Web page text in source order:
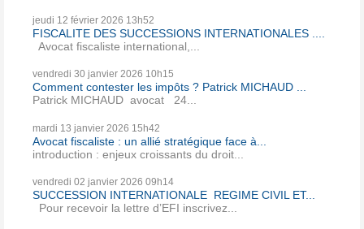
jeudi 12 février 2026 13h52
FISCALITE DES SUCCESSIONS INTERNATIONALES ....
Avocat fiscaliste international,...
vendredi 30 janvier 2026 10h15
Comment contester les impôts ? Patrick MICHAUD ...
Patrick MICHAUD avocat 24...
mardi 13 janvier 2026 15h42
Avocat fiscaliste : un allié stratégique face à...
introduction : enjeux croissants du droit...
vendredi 02 janvier 2026 09h14
SUCCESSION INTERNATIONALE REGIME CIVIL ET...
Pour recevoir la lettre d’EFI inscrivez...